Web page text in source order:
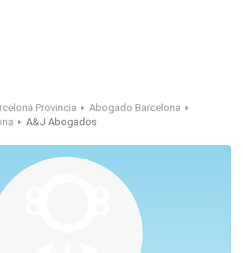
Provincia
Abogado Barcelona
A&J Abogados